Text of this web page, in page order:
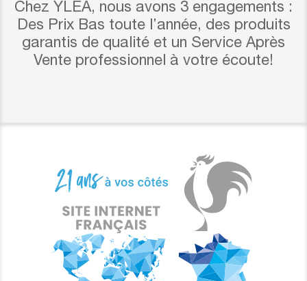
Chez YLEA, nous avons 3 engagements :
Des Prix Bas toute l’année, des produits
garantis de qualité et un Service Après
Vente professionnel à votre écoute!